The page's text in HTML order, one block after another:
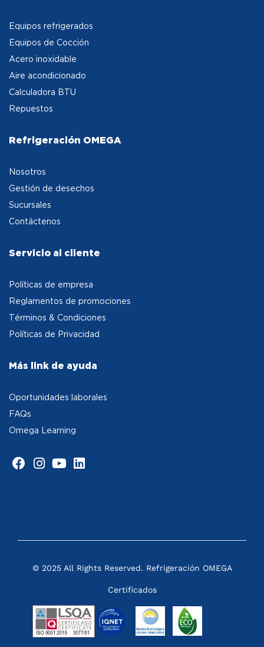
Equipos refrigerados
Equipos de Cocción
Acero inoxidable
Aire acondicionado
Calculadora BTU
Repuestos
Refrigeración OMEGA
Nosotros
Gestión de desechos
Sucursales
Contáctenos
Servicio al cliente
Políticas de empresa
Reglamentos de promociones
Términos & Condiciones
Políticas de Privacidad
Más link de ayuda
Oportunidades laborales
FAQs
Omega Learning
© 2025 All Rights Reserved. Refrigeración OMEGA
Certificados